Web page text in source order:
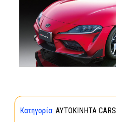
Κατηγορία: ΑΥΤΟΚΙΝΗΤΑ CARS